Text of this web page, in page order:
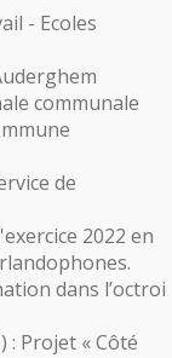
- Ecoles
communale
de
2022 en
dans l’octroi
: Projet « Côté